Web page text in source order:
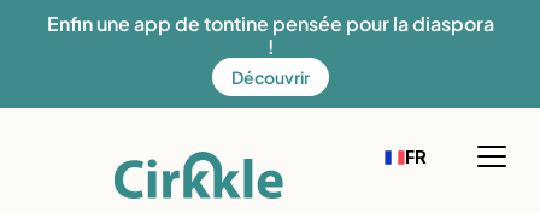
Enfin une app de tontine pensée pour la diaspora
!
Découvrir
FR
Select Language
French